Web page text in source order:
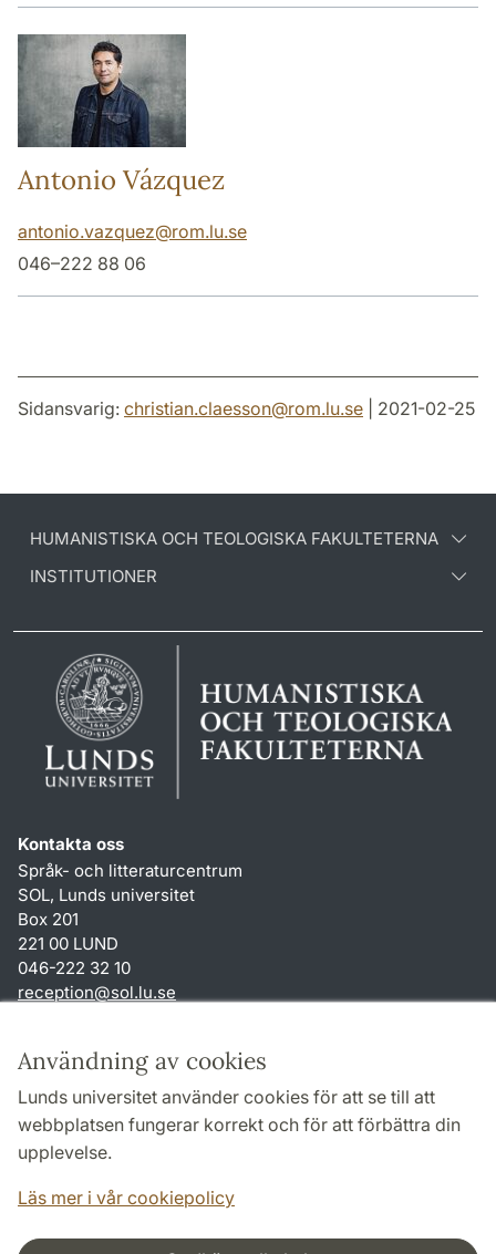
Användning av cookies
Lunds universitet använder cookies för att se till att
webbplatsen fungerar korrekt och för att förbättra din
upplevelse.
Läs mer i vår cookiepolicy
Antonio Vázquez
antonio.vazquez@rom.lu.se
046–222 88 06
Sidansvarig: christian.claesson@rom.lu.se | 2021-02-25
HUMANISTISKA OCH TEOLOGISKA FAKULTETERNA
INSTITUTIONER
Kontakta oss
Språk- och litteraturcentrum
SOL, Lunds universitet
Box 201
221 00 LUND
046-222 32 10
reception@sol.lu.se
Genvägar
Om webbplatsen och cookies
Behandling av personuppgifter
Tillgänglighetsredogörelse